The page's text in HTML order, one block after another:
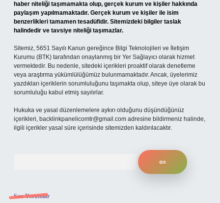
haber niteliği taşımamakta olup, gerçek kurum ve kişiler hakkında
paylaşım yapılmamaktadır. Gerçek kurum ve kişiler ile isim
benzerlikleri tamamen tesadüfidir. Sitemizdeki bilgiler taslak
halindedir ve tavsiye niteliği taşımazlar.
Sitemiz, 5651 Sayılı Kanun gereğince Bilgi Teknolojileri ve İletişim
Kurumu (BTK) tarafından onaylanmış bir Yer Sağlayıcı olarak hizmet
vermektedir. Bu nedenle, sitedeki içerikleri proaktif olarak denetleme
veya araştırma yükümlülüğümüz bulunmamaktadır. Ancak, üyelerimiz
yazdıkları içeriklerin sorumluluğunu taşımakta olup, siteye üye olarak bu
sorumluluğu kabul etmiş sayılırlar.
Hukuka ve yasal düzenlemelere aykırı olduğunu düşündüğünüz
içerikleri, backlinkpanelicomtr@gmail.com adresine bildirmeniz halinde,
ilgili içerikler yasal süre içerisinde sitemizden kaldırılacaktır.
Son Yorumlar